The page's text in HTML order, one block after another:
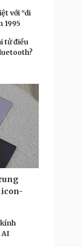
với “di
1995
tử điều
AI